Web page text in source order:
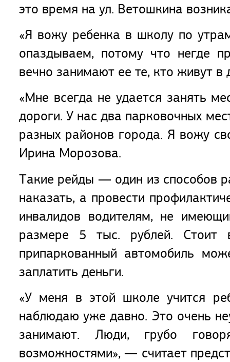
это время на ул. Ветошкина
«Я вожу ребенка в школу по
опаздываем, потому что негде
вечно занимают ее те, кто живут
«Мне всегда не удается занять
дороги. У нас два парковочных
разных районов города. Я вожу
Ирина Морозова.
Такие рейды — один из способов
наказать, а провести
инвалидов водителям, не
размере 5 тыс. рублей. Стоит
припаркованный автомобиль
заплатить деньги.
«У меня в этой школе учится
наблюдаю уже давно. Это очень
занимают. Люди, грубо
возможностями», — считает